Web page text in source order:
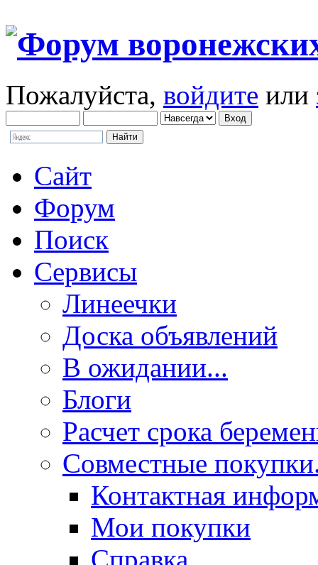
Пожалуйста, войдите или
Сайт
Форум
Поиск
Сервисы
Линеечки
Доска объявлений
В ожидании...
Блоги
Расчет срока
Совместные
Контактная
Мои покупки
Справка